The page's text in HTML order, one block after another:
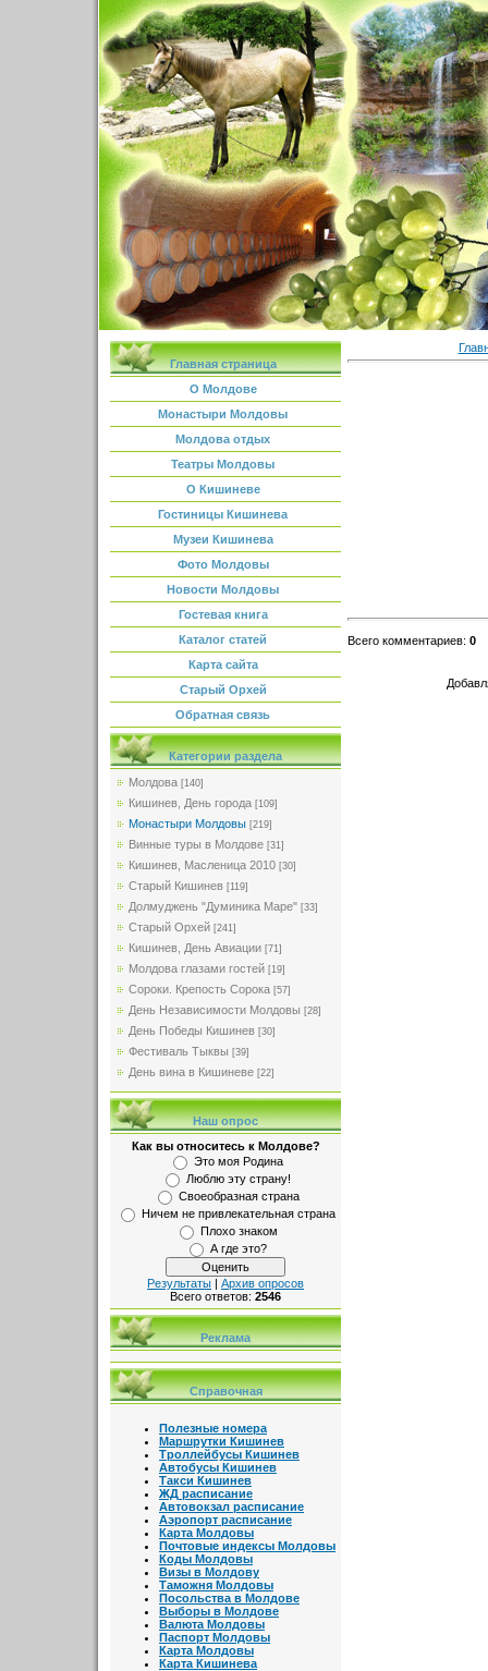
Главная страница
О Молдове
Монастыри Молдовы
Молдова отдых
Театры Молдовы
О Кишиневе
Гостиницы Кишинева
Музеи Кишинева
Фото Молдовы
Новости Молдовы
Гостевая книга
Каталог статей
Карта сайта
Старый Орхей
Обратная связь
Категории раздела
Молдова [140]
Кишинев, День города [109]
Монастыри Молдовы [219]
Винные туры в Молдове [31]
Кишинев, Масленица 2010 [30]
Старый Кишинев [119]
Долмуджень "Думиника Маре" [33]
Старый Орхей [241]
Кишинев, День Авиации [71]
Молдова глазами гостей [19]
Сороки. Крепость Сорока [57]
День Независимости Молдовы [28]
День Победы Кишинев [30]
Фестиваль Тыквы [39]
День вина в Кишиневе [22]
Наш опрос
Как вы относитесь к Молдове?
Это моя Родина
Люблю эту страну!
Своеобразная страна
Ничем не привлекательная страна
Плохо знаком
А где это?
Результаты | Архив опросов
Всего ответов: 2546
Реклама
Справочная
Полезные номера
Маршрутки Кишинев
Троллейбусы Кишинев
Автобусы Кишинев
Такси Кишинев
ЖД расписание
Автовокзал расписание
Аэропорт расписание
Карта Молдовы
Почтовые индексы Молдовы
Коды Молдовы
Визы в Молдову
Таможня Молдовы
Посольства в Молдове
Выборы в Молдове
Валюта Молдовы
Паспорт Молдовы
Карта Молдовы
Карта Кишинева
Всего комментариев: 0